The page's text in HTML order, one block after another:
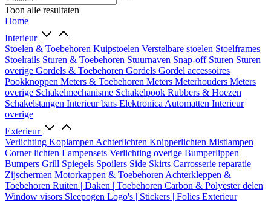
Toon alle resultaten
Home
Interieur
Stoelen & Toebehoren Kuipstoelen Verstelbare stoelen Stoelframes
Stoelrails Sturen & Toebehoren Stuurnaven Snap-off Sturen Sturen
overige Gordels & Toebehoren Gordels Gordel accessoires
Pookknoppen Meters & Toebehoren Meters Meterhouders Meters
overige Schakelmechanisme Schakelpook Rubbers & Hoezen
Schakelstangen Interieur bars Elektronica Automatten Interieur
overige
Exterieur
Verlichting Koplampen Achterlichten Knipperlichten Mistlampen
Corner lichten Lampensets Verlichting overige Bumperlippen
Bumpers Grill Spiegels Spoilers Side Skirts Carrosserie reparatie
Zijschermen Motorkappen & Toebehoren Achterkleppen &
Toebehoren Ruiten | Daken | Toebehoren Carbon & Polyester delen
Window visors Sleepogen Logo's | Stickers | Folies Exterieur